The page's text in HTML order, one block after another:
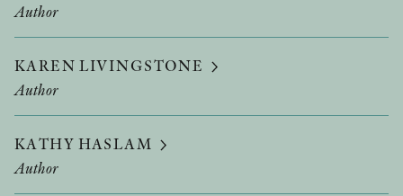
Author
KAREN LIVINGSTONE
Author
KATHY HASLAM
Author